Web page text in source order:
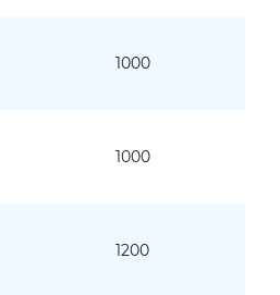
1000
1000
1200